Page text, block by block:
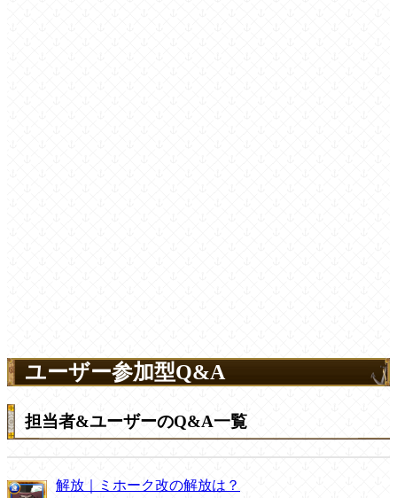
ユーザー参加型Q&A
担当者&ユーザーのQ&A一覧
解放｜ミホーク改の解放は？